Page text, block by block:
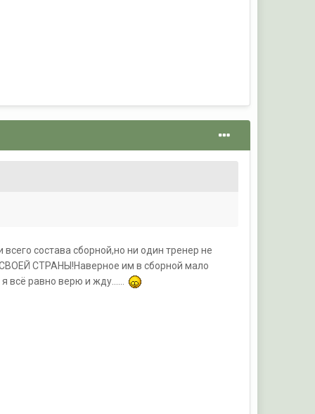
состава сборной,но ни один тренер не
СВОЕЙ СТРАНЫ!Наверное им в сборной мало
всё равно верю и жду......